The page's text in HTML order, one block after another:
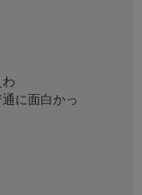
に面白かっ